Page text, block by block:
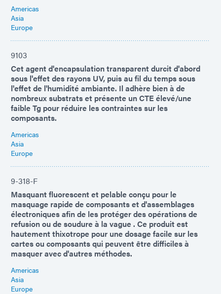
Americas
Asia
Europe
9103
Cet agent d'encapsulation transparent durcit d'abord
sous l'effet des rayons UV, puis au fil du temps sous
l'effet de l'humidité ambiante. Il adhère bien à de
nombreux substrats et présente un CTE élevé/une
faible Tg pour réduire les contraintes sur les
composants.
Americas
Asia
Europe
9-318-F
Masquant fluorescent et pelable conçu pour le
masquage rapide de composants et d'assemblages
électroniques afin de les protéger des opérations de
refusion ou de soudure à la vague . Ce produit est
hautement thixotrope pour une dosage facile sur les
cartes ou composants qui peuvent être difficiles à
masquer avec d'autres méthodes.
Americas
Asia
Europe